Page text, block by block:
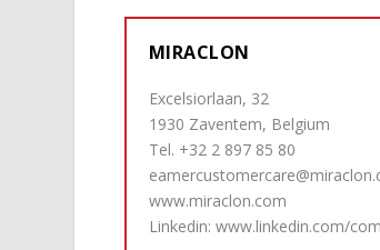
MIRACLON
Excelsiorlaan, 32
1930 Zaventem, Belgium
Tel. +32 2 897 85 80
www.miraclon.com
Linkedin: www.linkedin.com/